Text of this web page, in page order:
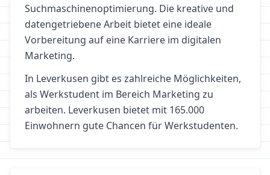
Suchmaschinenoptimierung. Die kreative und
datengetriebene Arbeit bietet eine ideale
Vorbereitung auf eine Karriere im digitalen
Marketing.
In Leverkusen gibt es zahlreiche Möglichkeiten,
als Werkstudent im Bereich Marketing zu
arbeiten. Leverkusen bietet mit 165.000
Einwohnern gute Chancen für Werkstudenten.